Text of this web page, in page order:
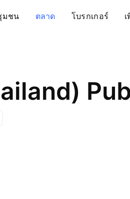
มชน ตลาด โบรกเกอร์